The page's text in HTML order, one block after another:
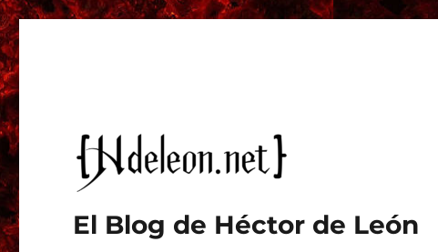
El Blog de Héctor de León